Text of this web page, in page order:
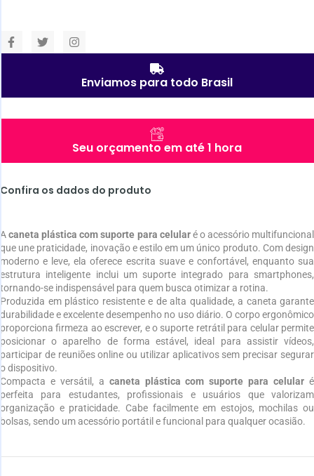
Enviamos para todo Brasil
Seu orçamento em até 1 hora
Confira os dados do produto
Acaneta plástica com suporte para celularé o acessório multifuncional
que une praticidade, inovação e estilo em um único produto. Com design
moderno e leve, ela oferece escrita suave e confortável, enquanto sua
estrutura inteligente inclui um suporte integrado para smartphones,
tornando-se indispensável para quem busca otimizar a rotina.
Produzida em plástico resistente e de alta qualidade, a caneta garante
durabilidade e excelente desempenho no uso diário. O corpo ergonômico
proporciona firmeza ao escrever, e o suporte retrátil para celular permite
posicionar o aparelho de forma estável, ideal para assistir vídeos,
participar de reuniões online ou utilizar aplicativos sem precisar segurar
o dispositivo.
Compacta e versátil, a caneta plástica com suporte para celular é
perfeita para estudantes, profissionais e usuários que valorizam
organização e praticidade. Cabe facilmente em estojos, mochilas ou
bolsas, sendo um acessório portátil e funcional para qualquer ocasião.